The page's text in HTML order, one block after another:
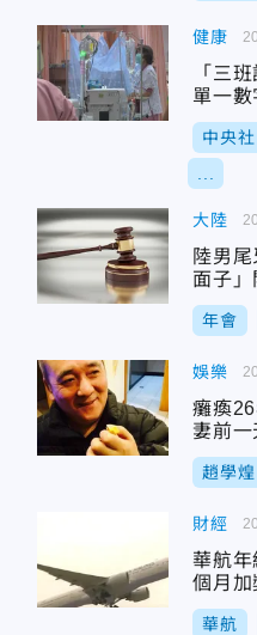
健康
「三
單一
中央社
大陸
陸男
面子
年會
娛樂
癱瘓
妻前
趙學煌
財經
華航
個月加
華航